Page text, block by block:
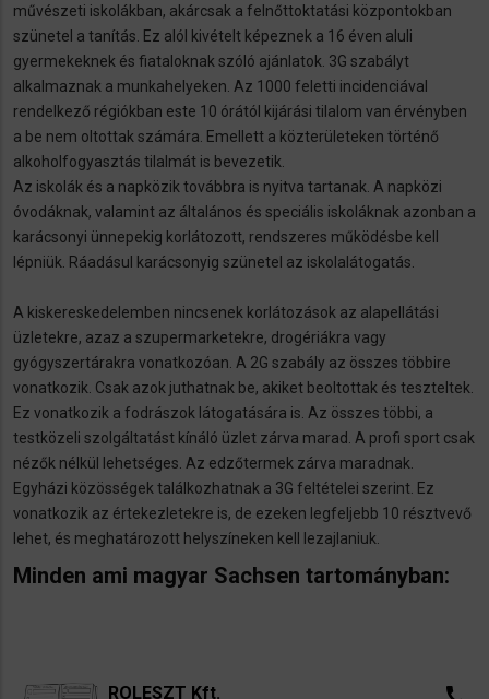
művészeti iskolákban, akárcsak a felnőttoktatási központokban
szünetel a tanítás. Ez alól kivételt képeznek a 16 éven aluli
gyermekeknek és fiataloknak szóló ajánlatok. 3G szabályt
alkalmaznak a munkahelyeken. Az 1000 feletti incidenciával
rendelkező régiókban este 10 órától kijárási tilalom van érvényben
a be nem oltottak számára. Emellett a közterületeken történő
alkoholfogyasztás tilalmát is bevezetik.
Az iskolák és a napközik továbbra is nyitva tartanak. A napközi
óvodáknak, valamint az általános és speciális iskoláknak azonban a
karácsonyi ünnepekig korlátozott, rendszeres működésbe kell
lépniük. Ráadásul karácsonyig szünetel az iskolalátogatás.
A kiskereskedelemben nincsenek korlátozások az alapellátási
üzletekre, azaz a szupermarketekre, drogériákra vagy
gyógyszertárakra vonatkozóan. A 2G szabály az összes többire
vonatkozik. Csak azok juthatnak be, akiket beoltottak és teszteltek.
Ez vonatkozik a fodrászok látogatására is. Az összes többi, a
testközeli szolgáltatást kínáló üzlet zárva marad. A profi sport csak
nézők nélkül lehetséges. Az edzőtermek zárva maradnak.
Egyházi közösségek találkozhatnak a 3G feltételei szerint. Ez
vonatkozik az értekezletekre is, de ezeken legfeljebb 10 résztvevő
lehet, és meghatározott helyszíneken kell lezajlaniuk.
Minden ami magyar Sachsen tartományban:
ROLESZT Kft.